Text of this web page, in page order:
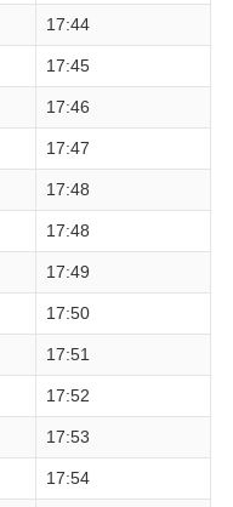
17:44
17:45
17:46
17:47
17:48
17:48
17:49
17:50
17:51
17:52
17:53
17:54